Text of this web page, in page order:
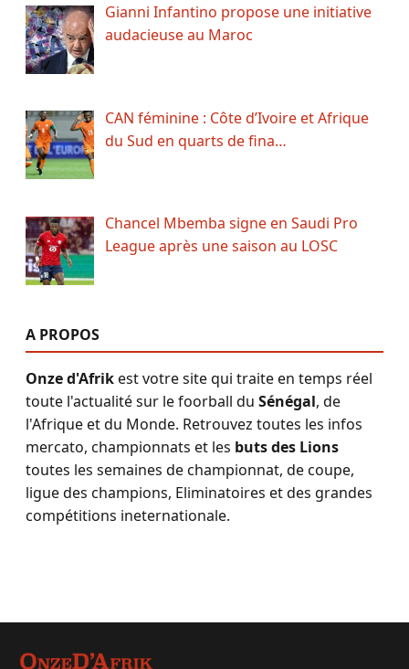
Gianni Infantino propose une initiative
audacieuse au Maroc
CAN féminine : Côte d’Ivoire et Afrique
du Sud en quarts de fina…
Chancel Mbemba signe en Saudi Pro
League après une saison au LOSC
A PROPOS
Onze d'Afrikest votre site qui traite en temps réel
toute l'actualité sur le foorball du Sénégal, de
l'Afrique et du Monde. Retrouvez toutes les infos
mercato, championnats et les buts des Lions
toutes les semaines de championnat, de coupe,
ligue des champions, Eliminatoires et des grandes
compétitions ineternationale.